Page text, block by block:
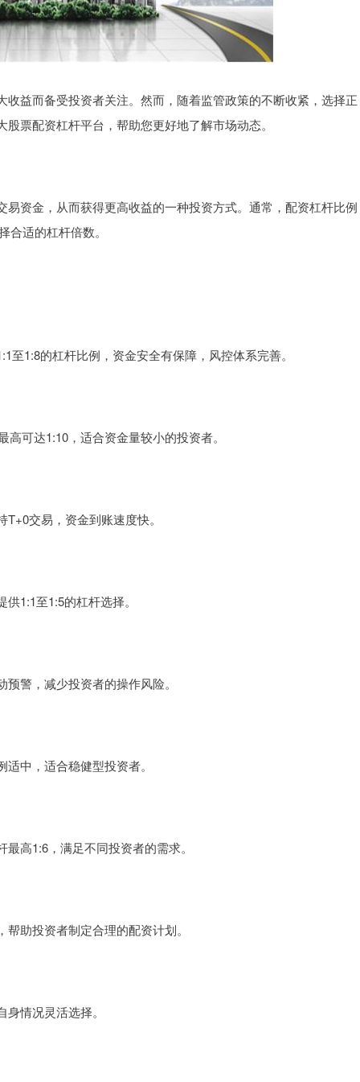
益而备受投资者关注。然而，随着监管政策的不断收紧，选择正
票配资杠杆平台，帮助您更好地了解市场动态。
资金，从而获得更高收益的一种投资方式。通常，配资杠杆比例
适的杠杆倍数。
1:8的杠杆比例，资金安全有保障，风控体系完善。
可达1:10，适合资金量较小的投资者。
交易，资金到账速度快。
1:1至1:5的杠杆选择。
警，减少投资者的操作风险。
中，适合稳健型投资者。
高1:6，满足不同投资者的需求。
助投资者制定合理的配资计划。
情况灵活选择。